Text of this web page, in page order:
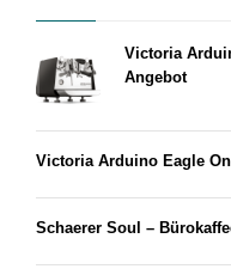
Victoria
Angebot
Victoria Arduino Eagle
Schaerer Soul –